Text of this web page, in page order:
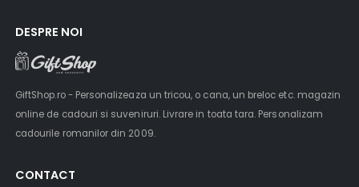
DESPRE NOI
GiftShop.ro - Personalizeaza un tricou, o cana, un breloc etc. magazin
online de cadouri si suveniruri. Livrare in toata tara. Personalizam
cadourile romanilor din 2009.
CONTACT